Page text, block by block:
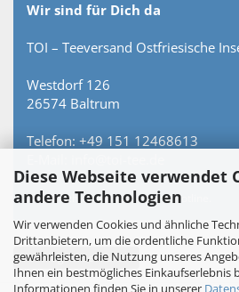
Diese Webseite verwendet
andere Technologien
Wir verwenden Cookies und ähnliche
Drittanbietern, um die ordentliche
gewährleisten, die Nutzung unseres
Ihnen ein bestmögliches Einkaufserlebnis
Informationen finden Sie in unserer
Wir sind für Dich da
TOI – Teeversand Ostfriesische
Westdorf 126
26574 Baltrum
Telefon: +49 151 12468613
Persönlich erreichbar – keine Hotline.
Vertrag widerrufen